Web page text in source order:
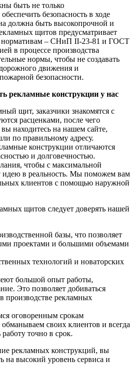
быть не только
безопасность в ходе
должна быть высокопрочной и
щитов предусматривает
нормативам – СНиП II-23-81 и ГОСТ
в процессе производства
нормы, чтобы не создавать
движения и
безопасности.
рекламные конструкции у нас
щит, заказчики знакомятся с
расценками, после чего
находитесь на нашем сайте,
по правильному адресу.
конструкции отличаются
и долговечностью.
чтобы с максимальной
идею в реальность. Мы поможем вам
клиентов с помощью наружной
щитов следует доверять нашей
базы, что позволяет
проектами и большими объемами
технологий и новаторских
большой опыт работы,
Это позволяет добиваться
производстве рекламных
оговоренным срокам
своих клиентов и всегда
точно в срок.
рекламных конструкций, вы
на высокий уровень сервиса и